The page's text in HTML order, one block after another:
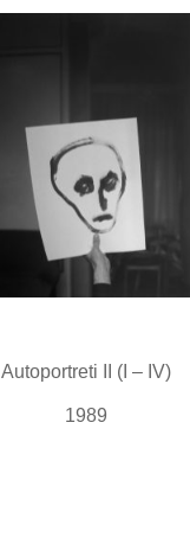
Autoportreti II (I – IV)
1989